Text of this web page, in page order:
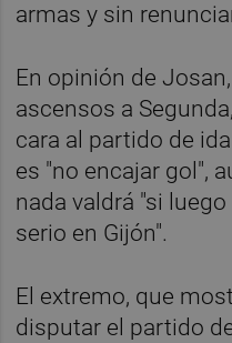
armas y sin
En opinión de
ascensos a
cara al partido de
es "no encajar gol",
nada valdrá "si
serio en Gijón".
El extremo, que
disputar el partido